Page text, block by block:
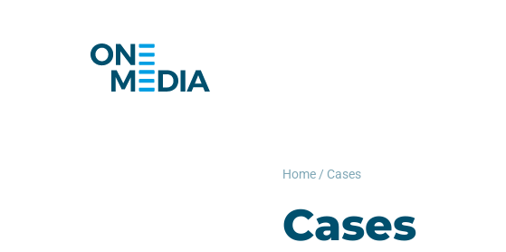
Home / Cases
Cases